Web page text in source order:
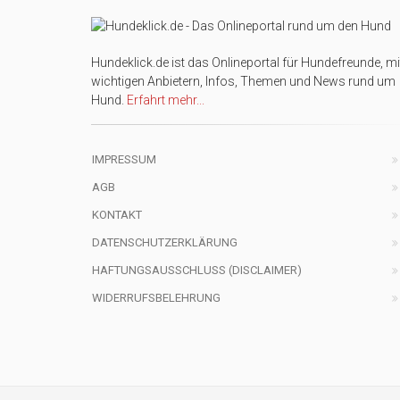
Hundeklick.de ist das Onlineportal für Hundefreunde,
wichtigen Anbietern, Infos, Themen und News rund um
Hund. Erfahrt mehr...
IMPRESSUM
AGB
KONTAKT
DATENSCHUTZERKLÄRUNG
HAFTUNGSAUSSCHLUSS (DISCLAIMER)
WIDERRUFSBELEHRUNG